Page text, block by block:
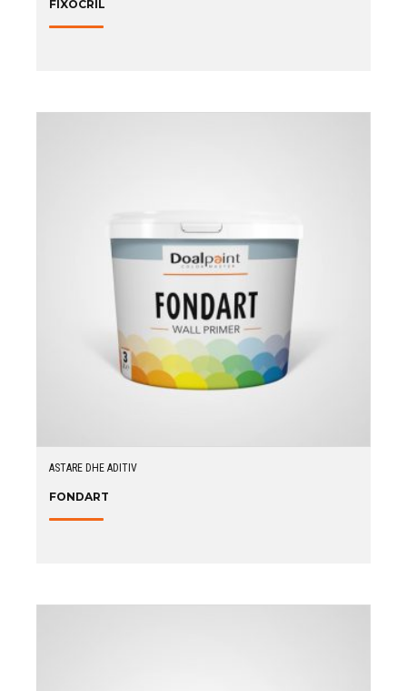
FIXOCRIL
ASTARE DHE ADITIV
FONDART